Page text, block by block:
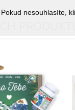
Pokud nesouhlasíte,